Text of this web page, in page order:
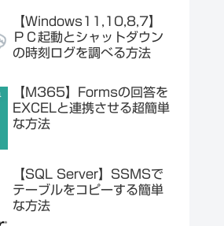
【Windows11,10,8,7】
ＰＣ起動とシャットダウン
の時刻ログを調べる方法
【M365】Formsの回答を
EXCELと連携させる超簡単
な方法
【SQL Server】SSMSで
テーブルをコピーする簡単
な方法